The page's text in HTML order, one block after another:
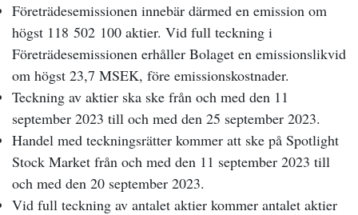
Företrädesemissionen innebär därmed en emission om
högst 118 502 100 aktier. Vid full teckning i
Företrädesemissionen erhåller Bolaget en emissionslikvid
om högst 23,7 MSEK, före emissionskostnader.
Teckning av aktier ska ske från och med den 11
september 2023 till och med den 25 september 2023.
Handel med teckningsrätter kommer att ske på Spotlight
Stock Market från och med den 11 september 2023 till
och med den 20 september 2023.
Vid full teckning av antalet aktier kommer antalet aktier